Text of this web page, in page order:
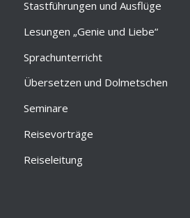
Stastführungen und Ausflüge
Lesungen „Genie und Liebe“
Sprachunterricht
Übersetzen und Dolmetschen
Seminare
Reisevorträge
Reiseleitung